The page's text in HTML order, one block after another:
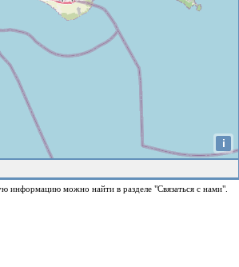
i
информацию можно найти в разделе "Связаться с нами".